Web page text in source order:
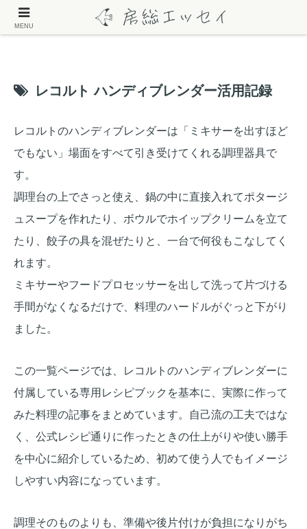
レコルト ハンディブレンダー活用記録
レコルトのハンディブレンダーは「ミキサーを出すほど
でもない」場面をすべて引き受けてくれる調理器具で
す。
調理台の上でさっと使え、鍋の中に直接入れてポタージ
ュスープを作れたり、ボウルでホイップクリームを立て
たり、餃子の具を混ぜたりと、一台で何役もこなしてく
れます。
ミキサーやフードプロセッサーを出して洗って片づける
手間がなくなるだけで、料理のハードルがぐっと下がり
ました。
この一覧ページでは、レコルトのハンディブレンダーに
付属している専用レシピブックを基本に、実際に作って
みた料理の記事をまとめています。自己流の工夫ではな
く、公式レシピ通りに作ったときの仕上がりや使い勝手
を中心に紹介しているため、初めて使う人でもイメージ
しやすい内容になっています。
調理そのものよりも、準備や後片付けが負担になりがち
MENU